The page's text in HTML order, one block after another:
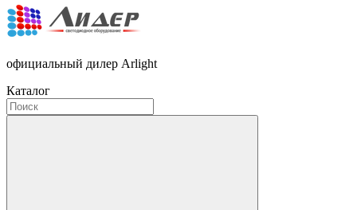
официальный дилер Arlight
Каталог